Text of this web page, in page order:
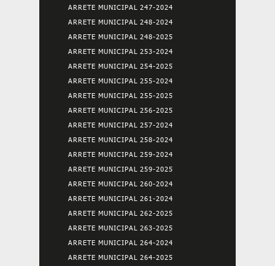
ARRETE MUNICIPAL 247-2024
ARRETE MUNICIPAL 248-2024
ARRETE MUNICIPAL 248-2025
ARRETE MUNICIPAL 253-2024
ARRETE MUNICIPAL 254-2025
ARRETE MUNICIPAL 255-2024
ARRETE MUNICIPAL 255-2025
ARRETE MUNICIPAL 256-2025
ARRETE MUNICIPAL 257-2024
ARRETE MUNICIPAL 258-2024
ARRETE MUNICIPAL 259-2024
ARRETE MUNICIPAL 259-2025
ARRETE MUNICIPAL 260-2024
ARRETE MUNICIPAL 261-2024
ARRETE MUNICIPAL 262-2025
ARRETE MUNICIPAL 263-2025
ARRETE MUNICIPAL 264-2024
ARRETE MUNICIPAL 264-2025